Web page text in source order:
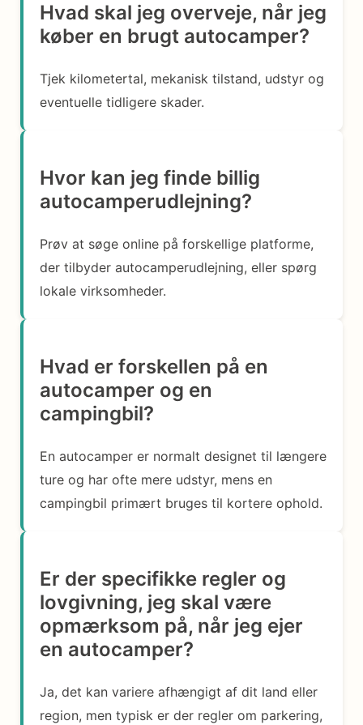
Hvad skal jeg overveje, når jeg
køber en brugt autocamper?
Tjek kilometertal, mekanisk tilstand, udstyr og
eventuelle tidligere skader.
Hvor kan jeg finde billig
autocamperudlejning?
Prøv at søge online på forskellige platforme,
der tilbyder autocamperudlejning, eller spørg
lokale virksomheder.
Hvad er forskellen på en
autocamper og en
campingbil?
En autocamper er normalt designet til længere
ture og har ofte mere udstyr, mens en
campingbil primært bruges til kortere ophold.
Er der specifikke regler og
lovgivning, jeg skal være
opmærksom på, når jeg ejer
en autocamper?
Ja, det kan variere afhængigt af dit land eller
region, men typisk er der regler om parkering,